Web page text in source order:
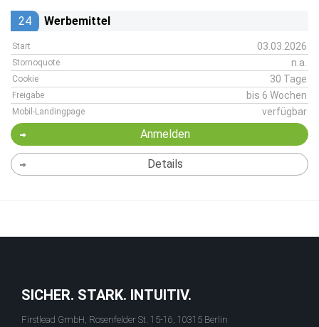
24 Werbemittel
Start 03.03.2026
Stornoquote n.a.
Cookie 30 Tage
Freigabe bis 6 Wochen
Mobil-Landingpage verfügbar
Anmelden
Details
SICHER. STARK. INTUITIV.
Firstlead GmbH, Rosenfelder St. 15-16, 10315 Berlin